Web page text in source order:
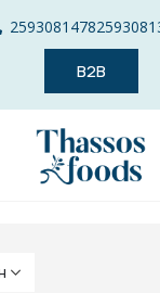
2593081478
B2B